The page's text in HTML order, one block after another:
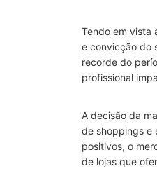
Tendo em vista
e convicção do
recorde do
profissional
A decisão da
de shoppings e
positivos, o
de lojas que